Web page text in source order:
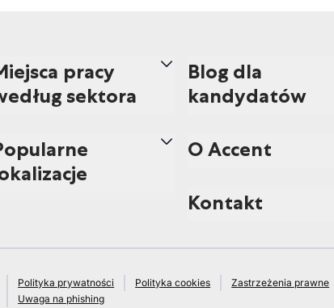
pracy
sektora
Blog dla
kandydatów
O Accent
Kontakt
Polityka prywatności Polityka cookies
Zastrzeżenia prawne
Uwaga na phishing